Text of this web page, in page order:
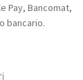
Pay, Bancomat,
bancario.